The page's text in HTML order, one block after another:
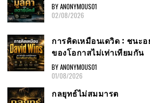
BY ANONYMOUS01
02/08/2026
การคิดเหมือนเดวิด : ชนะ
ของโอกาสไม่เท่าเทียมกัน
BY ANONYMOUS01
01/08/2026
กลยุทธ์ไม่สมมารต